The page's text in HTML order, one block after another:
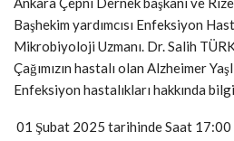
Başhekim yardımcısı Enfeksiyon
Mikrobiyoloji Uzmanı. Dr. Salih
Çağımızın hastalı olan Alzheimer
Enfeksiyon hastalıkları hakkında
01 Şubat 2025 tarihinde Saat 17:00